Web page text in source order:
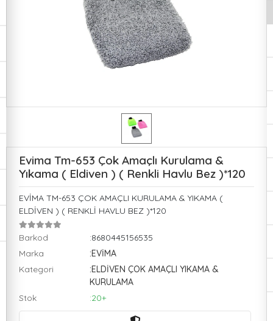
Evima Tm-653 Çok Amaçlı Kurulama &
Yıkama ( Eldiven ) ( Renkli Havlu Bez )*120
EVİMA TM-653 ÇOK AMAÇLI KURULAMA & YIKAMA (
ELDİVEN ) ( RENKLİ HAVLU BEZ )*120
Barkod
:8680445156535
Marka
:EVİMA
Kategori
:ELDİVEN ÇOK AMAÇLI YIKAMA &
KURULAMA
Stok
:20+